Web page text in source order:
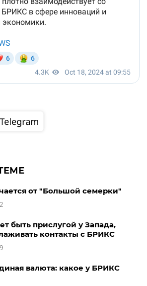
от "Большой семерки"
быть прислугой у Запада,
контакты с БРИКС
валюта: какое у БРИКС